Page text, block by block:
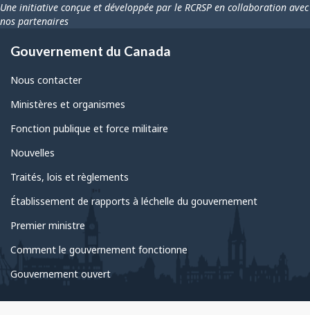
Une initiative conçue et développée par le RCRSP en collaboration avec
nos partenaires
Gouvernement du Canada
Nous contacter
Ministères et organismes
Fonction publique et force militaire
Nouvelles
Traités, lois et règlements
Établissement de rapports à léchelle du gouvernement
Premier ministre
Comment le gouvernement fonctionne
Gouvernement ouvert